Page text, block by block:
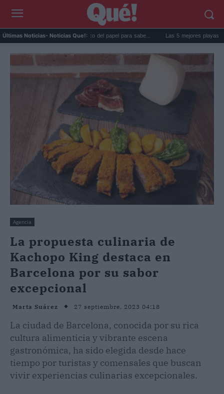
Últimas Noticias- Noticias Que!:
La goma de la nevera: el truco del papel para sabe... Las 5 mejores playas de
Agencia
La propuesta culinaria de
Kachopo King destaca en
Barcelona por su sabor
excepcional
Marta Suárez 27 septiembre, 2023 04:18
La ciudad de Barcelona, conocida por su rica
cultura alimenticia y vibrante escena
gastronómica, ha sido elegida desde hace
tiempo por turistas y comensales que buscan
vivir experiencias culinarias excepcionales.